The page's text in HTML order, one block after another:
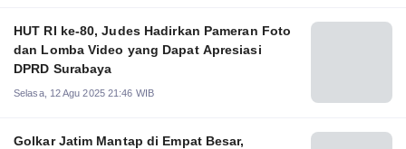
HUT RI ke-80, Judes Hadirkan Pameran Foto
dan Lomba Video yang Dapat Apresiasi
DPRD Surabaya
Selasa, 12 Agu 2025 21:46 WIB
Golkar Jatim Mantap di Empat Besar,